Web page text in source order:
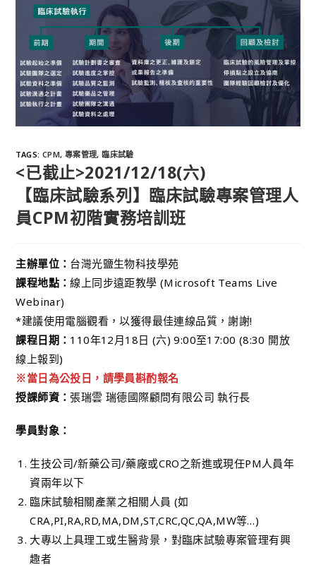
TAGS: CPM, 專案管理, 臨床試驗
<已截止>2021/12/18(六)
【臨床試驗系列】臨床試驗專案管理人
員CPM初階實務培訓班
主辦單位： 台灣光鹽生物科技學苑
課程地點：線上同步遠距教學 (Microsoft Teams Live
Webinar)
*建議使用電腦觀看，以獲得最佳連線品質，謝謝!
課程日期： 110年12月18日 (六) 9:00至17:00 (8:30 開放
線上報到)
※當日為公投日，請學員斟酌報名
授課師資： 張瑞雲 瑞德國際顧問有限公司 執行長
學員對象：
生技公司/新藥公司/藥廠或CRO之新進或現任PM人員年
資兩年以下
臨床試驗相關產業之相關人員 (如
CRA,PI,RA,RD,MA,DM,ST,CRC,QC,QA,MW等…)
大專以上具理工或生醫背景，對臨床試驗專案管理有興
趣者